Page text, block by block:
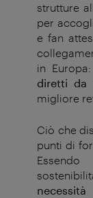
strutture
per
e fan
in
diretti da
migliore
Ciò che
punti di